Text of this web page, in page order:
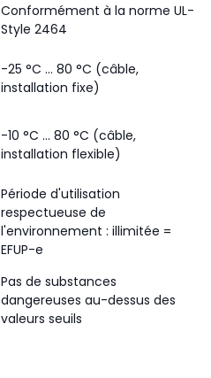
Conformément à la norme UL-
Style 2464
-25 °C ... 80 °C (câble,
installation fixe)
-10 °C ... 80 °C (câble,
installation flexible)
Période d'utilisation
respectueuse de
l'environnement : illimitée =
EFUP-e
Pas de substances
dangereuses au-dessus des
valeurs seuils